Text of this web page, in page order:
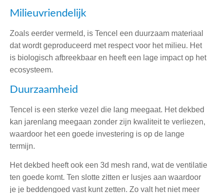
Milieuvriendelijk
Zoals eerder vermeld, is Tencel een duurzaam materiaal
dat wordt geproduceerd met respect voor het milieu. Het
is biologisch afbreekbaar en heeft een lage impact op het
ecosysteem.
Duurzaamheid
Tencel is een sterke vezel die lang meegaat. Het dekbed
kan jarenlang meegaan zonder zijn kwaliteit te verliezen,
waardoor het een goede investering is op de lange
termijn.
Het dekbed heeft ook een 3d mesh rand, wat de ventilatie
ten goede komt. Ten slotte zitten er lusjes aan waardoor
je je beddengoed vast kunt zetten. Zo valt het niet meer